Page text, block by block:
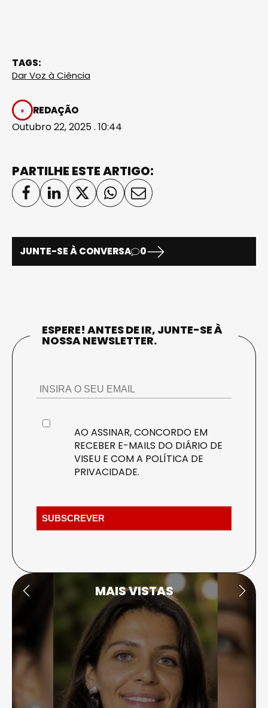
TAGS:
Dar Voz à Ciência
REDAÇÃO
Outubro 22, 2025 . 10:44
PARTILHE ESTE ARTIGO:
JUNTE-SE À CONVERSA 0
ESPERE! ANTES DE IR, JUNTE-SE À
NOSSA NEWSLETTER.
AO ASSINAR, CONCORDO EM
RECEBER E-MAILS DO DIÁRIO DE
VISEU E COM A POLÍTICA DE
PRIVACIDADE.
MAIS VISTAS